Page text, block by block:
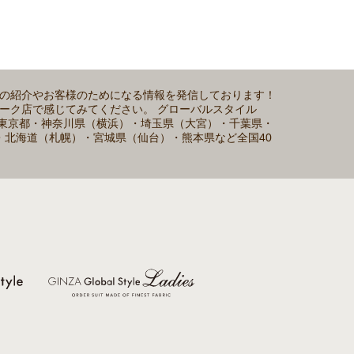
介やお客様のためになる情報を発信しております！
ク店で感じてみてください。 グローバルスタイル
都・神奈川県（横浜）・埼玉県（大宮）・千葉県・
海道（札幌）・宮城県（仙台）・熊本県など全国40